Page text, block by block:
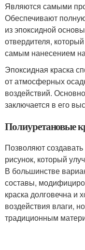
Являются самыми
Обеспечивают
из эпоксидной
отвердителя,
самым нанесением
Эпоксидная краска
от атмосферных
воздействий.
заключается в его
Полиуретановые
Позволяют
рисунок, который
В большинстве
составы,
краска долговечна и
воздействия влаги,
традиционным